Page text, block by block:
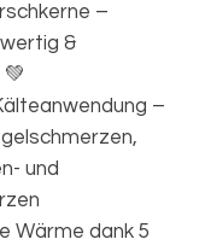
–
&
–
und
Wärme dank 5